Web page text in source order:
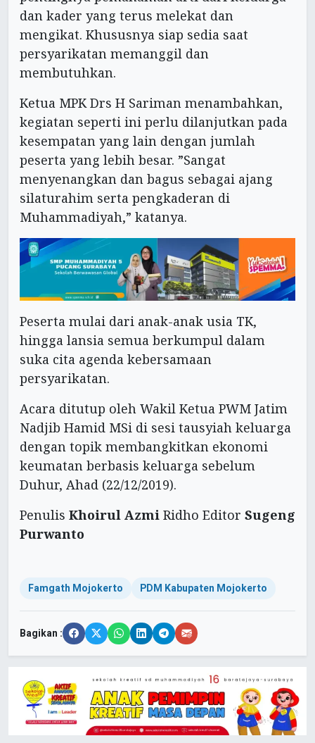
dan kader yang terus melekat dan
mengikat. Khususnya siap sedia saat
persyarikatan memanggil dan
membutuhkan.
Ketua MPK Drs H Sariman menambahkan,
kegiatan seperti ini perlu dilanjutkan pada
kesempatan yang lain dengan jumlah
peserta yang lebih besar. ”Sangat
menyenangkan dan bagus sebagai ajang
silaturahim serta pengkaderan di
Muhammadiyah,” katanya.
Peserta mulai dari anak-anak usia TK,
hingga lansia semua berkumpul dalam
suka cita agenda kebersamaan
persyarikatan.
Acara ditutup oleh Wakil Ketua PWM Jatim
Nadjib Hamid MSi di sesi tausyiah keluarga
dengan topik membangkitkan ekonomi
keumatan berbasis keluarga sebelum
Duhur, Ahad (22/12/2019).
Penulis Khoirul Azmi Ridho Editor Sugeng
Purwanto
Famgath Mojokerto PDM Kabupaten Mojokerto
Bagikan :